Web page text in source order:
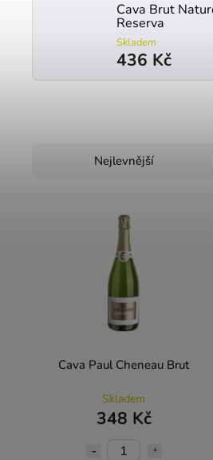
Cava Brut
Reserva
Skladem
436 Kč
Nejlevnější
Cava Paul Cheneau Brut
Skladem
348 Kč